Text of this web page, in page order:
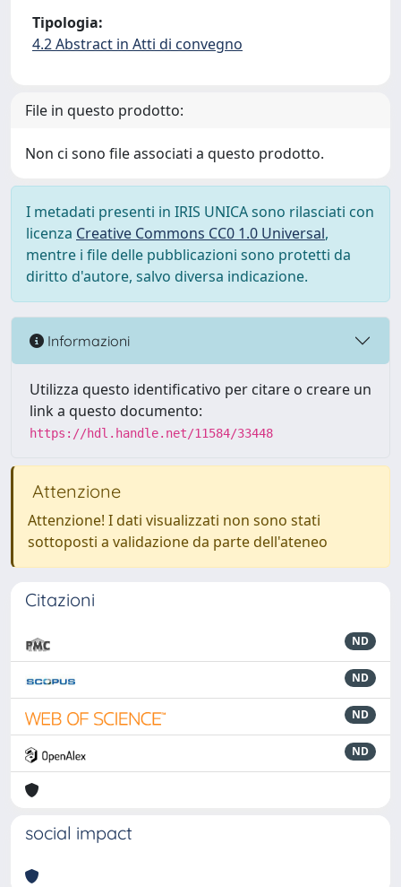
Tipologia:
4.2 Abstract in Atti di convegno
File in questo prodotto:
Non ci sono file associati a questo prodotto.
I metadati presenti in IRIS UNICA sono rilasciati con
licenza Creative Commons CC0 1.0 Universal,
mentre i file delle pubblicazioni sono protetti da
diritto d'autore, salvo diversa indicazione.
Informazioni
Utilizza questo identificativo per citare o creare un
link a questo documento:
https://hdl.handle.net/11584/33448
Attenzione
Attenzione! I dati visualizzati non sono stati
sottoposti a validazione da parte dell'ateneo
Citazioni
ND
ND
ND
ND
social impact